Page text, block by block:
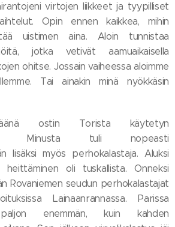
virtojen liikkeet ja tyypilliset
Opin ennen kaikkea, mihin
uistimen aina. Aloin tunnistaa
jotka vetivät aamuaikaisella
ohitse. Jossain vaiheessa aloimme
Tai ainakin minä nyökkäsin
ostin Torista käytetyn
Minusta tuli nopeasti
lisäksi myös perhokalastaja. Aluksi
oli tuskallista. Onneksi
Rovaniemen seudun perhokalastajat
Lainaanrannassa. Parissa
enemmän, kuin kahden